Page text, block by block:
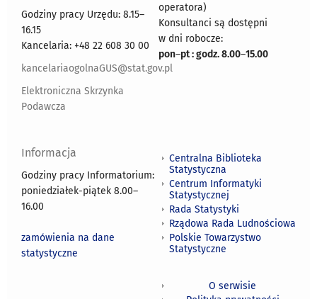
Godziny pracy Urzędu: 8.15–
16.15
Kancelaria: +48 22 608 30 00
kancelariaogolnaGUS@stat.gov.pl
Elektroniczna Skrzynka
Podawcza
operatora)
Konsultanci są dostępni
w dni robocze:
pon–pt : godz. 8.00–15.00
Informacja
Godziny pracy Informatorium:
poniedziałek-piątek 8.00–
16.00
zamówienia na dane
statystyczne
Centralna Biblioteka
Statystyczna
Centrum Informatyki
Statystycznej
Rada Statystyki
Rządowa Rada Ludnościowa
Polskie Towarzystwo
Statystyczne
O serwisie